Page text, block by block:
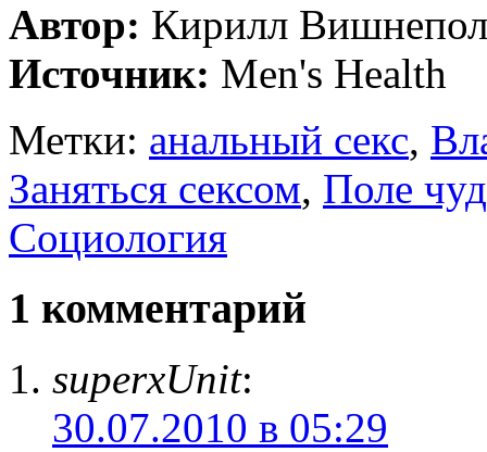
Автор: Кирилл
Источник: Men's Health
Метки: анальный секс,
Заняться сексом, Поле
Социология
1 комментарий
superxUnit:
30.07.2010 в 05:29